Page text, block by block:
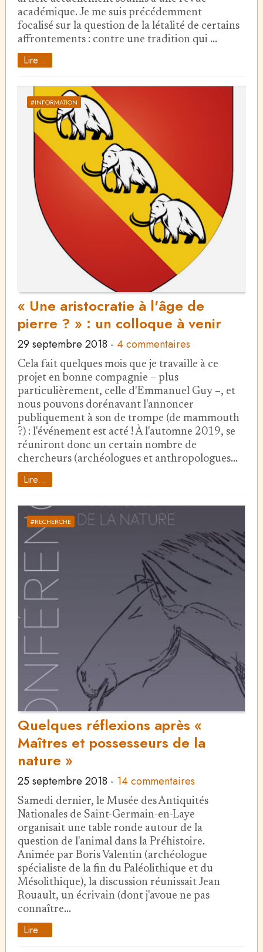
académique. Je me suis précédemment
focalisé sur la question de la létalité de certains
affrontements : contre une tradition qui …
Lire...
#INFORMATION
« Une aristocratie à l'âge de
pierre ? » : un colloque à venir
29 septembre 2018 - 4 commentaires
Cela fait quelques mois que je travaille à ce
projet en bonne compagnie – plus
particulièrement, celle d'Emmanuel Guy –, et
nous pouvons dorénavant l'annoncer
publiquement à son de trompe (de mammouth
?) : l'événement est acté ! À l'automne 2019, se
réuniront donc un certain nombre de
chercheurs (archéologues et anthropologues…
Lire...
#RECHERCHE
Quelques réflexions après «
Maîtres et possesseurs de la
nature »
25 septembre 2018 - 14 commentaires
Samedi dernier, le Musée des Antiquités
Nationales de Saint-Germain-en-Laye
organisait une table ronde autour de la
question de l'animal dans la Préhistoire.
Animée par Boris Valentin (archéologue
spécialiste de la fin du Paléolithique et du
Mésolithique), la discussion réunissait Jean
Rouault, un écrivain (dont j'avoue ne pas
connaître…
Lire...